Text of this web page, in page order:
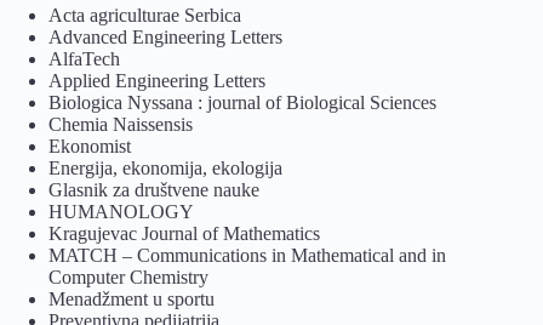
Acta agriculturae Serbica
Advanced Engineering Letters
AlfaTech
Applied Engineering Letters
Biologica Nyssana : journal of Biological Sciences
Chemia Naissensis
Ekonomist
Energija, ekonomija, ekologija
Glasnik za društvene nauke
HUMANOLOGY
Kragujevac Journal of Mathematics
MATCH – Communications in Mathematical and in
Computer Chemistry
Menadžment u sportu